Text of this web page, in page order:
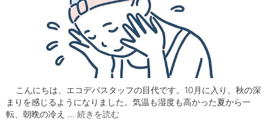
こんにちは、エコデパスタッフの目代です。10月に入り、秋の深
まりを感じるようになりました。気温も湿度も高かった夏から一
転、朝晩の冷え … 続きを読む